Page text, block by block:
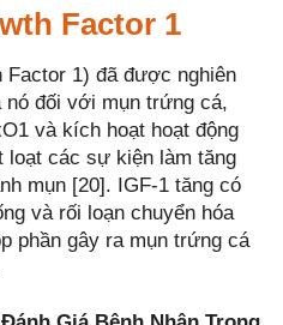
Factor 1
Factor 1) đã được nghiên
đối với mụn trứng cá,
và kích hoạt hoạt động
loạt các sự kiện làm tăng
mụn [20]. IGF-1 tăng có
và rối loạn chuyển hóa
phần gây ra mụn trứng cá